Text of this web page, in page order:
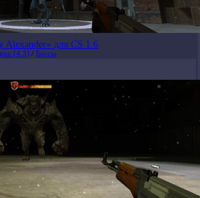
для CS 1.6
[4.3] / Боссы